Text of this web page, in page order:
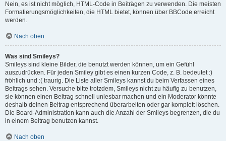
Nein, es ist nicht möglich, HTML-Code in Beiträgen zu verwenden. Die meisten
Formatierungsmöglichkeiten, die HTML bietet, können über BBCode erreicht
werden.
Nach oben
Was sind Smileys?
Smileys sind kleine Bilder, die benutzt werden können, um ein Gefühl
auszudrücken. Für jeden Smiley gibt es einen kurzen Code, z. B. bedeutet :)
fröhlich und :( traurig. Die Liste aller Smileys kannst du beim Verfassen eines
Beitrags sehen. Versuche bitte trotzdem, Smileys nicht zu häufig zu benutzen,
sie können einen Beitrag schnell unlesbar machen und ein Moderator könnte
deshalb deinen Beitrag entsprechend überarbeiten oder gar komplett löschen.
Die Board-Administration kann auch die Anzahl der Smileys begrenzen, die du
in einem Beitrag benutzen kannst.
Nach oben